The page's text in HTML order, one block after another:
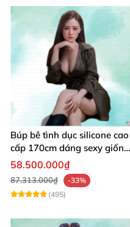
Búp bê tình dục silicone cao
cấp 170cm dáng sexy giống
thật
58.500.000₫
87.313.000₫
-33%
(495)